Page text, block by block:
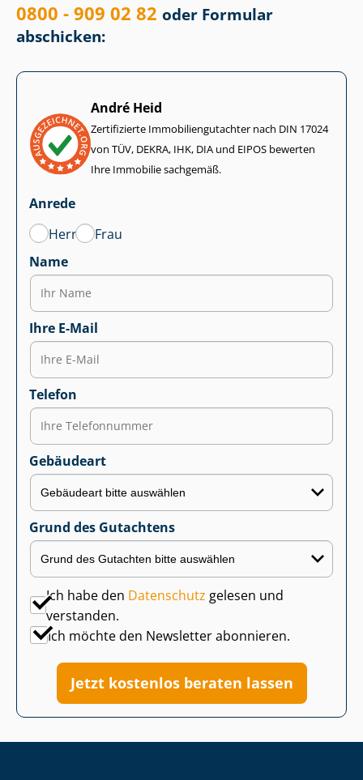
0800 - 909 02 82 oder Formular
abschicken:
André Heid
Zertifizierte Im­mo­bi­li­en­gut­ach­ter nach DIN 17024
von TÜV, DEKRA, IHK, DIA und EIPOS bewerten
Ihre Immobilie sachgemäß.
Anrede
Herr
Frau
Name
Ihre E-Mail
Telefon
Gebäudeart
Grund des Gutachtens
Ich habe den Datenschutz gelesen und
verstanden.
Ich möchte den Newsletter abonnieren.
Jetzt kostenlos beraten lassen